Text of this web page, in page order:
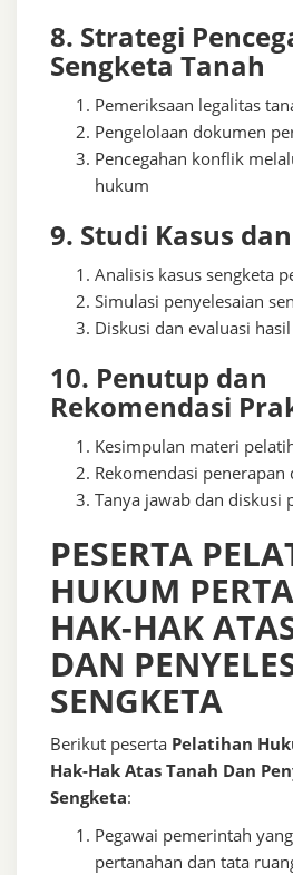
8. Strategi
Sengketa Tanah
Pemeriksaan legalitas
Pengelolaan dokumen
Pencegahan konflik
hukum
9. Studi Kasus
Analisis kasus sengketa
Simulasi penyelesaian
Diskusi dan evaluasi
10. Penutup dan
Rekomendasi
Kesimpulan materi
Rekomendasi penerapan
Tanya jawab dan diskusi
PESERTA
HUKUM
HAK-HAK
DAN
SENGKETA
Berikut peserta Pelatihan
Hak-Hak Atas Tanah Dan
Sengketa:
Pegawai pemerintah
pertanahan dan tata